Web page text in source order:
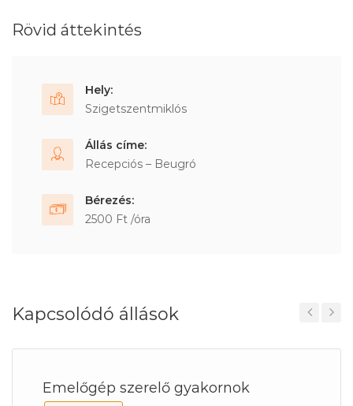
Rövid áttekintés
Hely:
Szigetszentmiklós
Állás címe:
Recepciós – Beugró
Bérezés:
2500 Ft /óra
Kapcsolódó állások
Emelőgép szerelő gyakornok